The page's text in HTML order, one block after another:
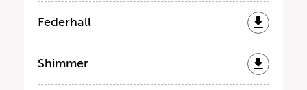
Federhall
Shimmer